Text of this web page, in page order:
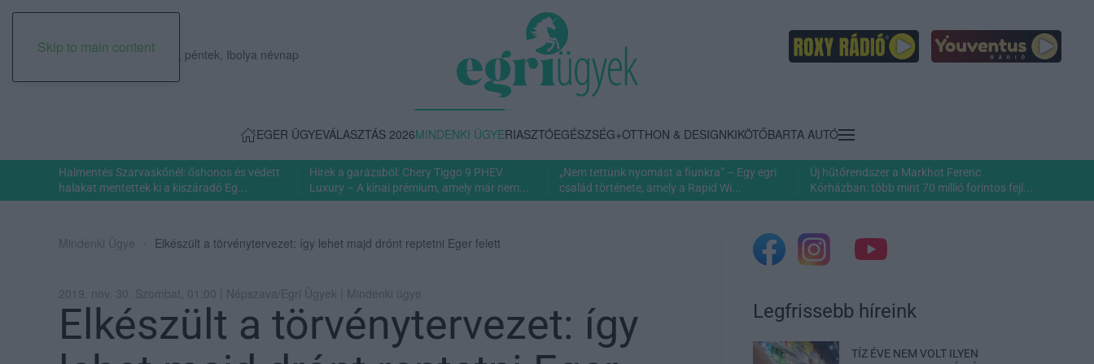
Skip to main content
2026. augusztus 07., péntek, Ibolya névnap
EGER ÜGYEVÁLASZTÁS 2026MINDENKI ÜGYERIASZTÓEGÉSZSÉG+OTTHON & DESIGNKIKÖTŐBARTA AUTÓ
Halmentés Szarvaskőnél: őshonos és védett
halakat mentettek ki a kiszáradó Eg...
Hírek a garázsból: Chery Tiggo 9 PHEV
Luxury – A kínai prémium, amely már nem...
„Nem tettünk nyomást a fiunkra” – Egy egri
család története, amely a Rapid Wi...
Új hűtőrendszer a Markhot Ferenc
Kórházban: több mint 70 millió forintos fejl...
Mindenki Ügye Elkészült a törvénytervezet: így lehet majd drónt reptetni Eger felett
2019. nov. 30. Szombat, 01:00 | Népszava/Egri Ügyek | Mindenki ügye
Elkészült a törvénytervezet: így
Legfrissebb híreink
TÍZ ÉVE NEM VOLT ILYEN